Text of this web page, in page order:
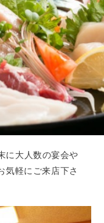
に大人数の宴会や
気軽にご来店下さ